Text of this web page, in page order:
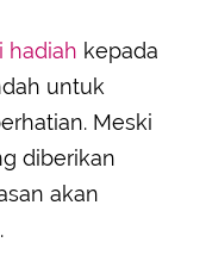
hadiah kepada
untuk
Meski
diberikan
akan